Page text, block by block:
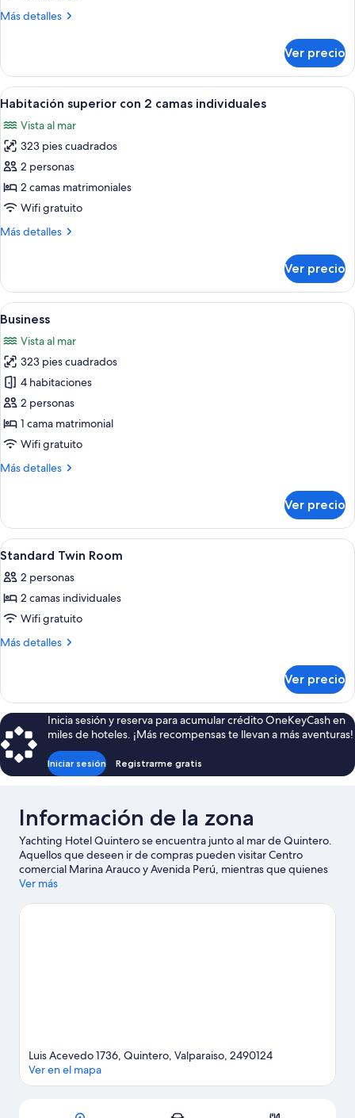
Más detalles
Más
doble
superior
Ver precio
Abrir
todas
las
fotos
de
Habitación
superior
2
Habitación de hotel con dos camas,
4
Habitación superior con 2 camas individuales
Vista al mar
323 pies cuadrados
2 personas
2 camas matrimoniales
Wifi gratuito
Más detalles
Más
superior
con
2
individuales
Ver precio
Abrir
todas
las
fotos
de
Business
Habitación de hotel con una cama
6
Business
Vista al mar
323 pies cuadrados
4 habitaciones
2 personas
1 cama matrimonial
Wifi gratuito
Más detalles
Más
Ver precio
Abrir
todas
las
fotos
de
Standard
Habitación de hotel con dos camas,
5
Standard Twin Room
2 personas
2 camas individuales
Wifi gratuito
Más detalles
Más
Twin
Room
Ver precio
Inicia sesión y reserva para acumular crédito OneKeyCash en
miles de hoteles. ¡Más recompensas te llevan a más aventuras!
Iniciar sesión Registrarme gratis
Información de la zona
Yachting Hotel Quintero se encuentra junto al mar de Quintero.
Aquellos que deseen ir de compras pueden visitar Centro
comercial Marina Arauco y Avenida Perú, mientras que quienes
quieran apreciar la belleza natural del área pueden ir a Parque
conocer Caleta Horcon y Aquapark Aviva. Encontrarás muchas
Ver más
Sección del mapa
Luis Acevedo 1736, Quintero, Valparaiso, 2490124
Ver en el mapa